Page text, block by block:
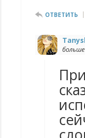
ОТВЕТИТЬ